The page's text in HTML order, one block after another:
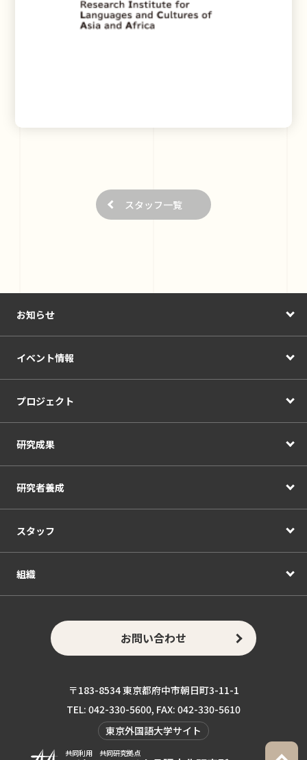
スタッフ一覧
お知らせ
イベント情報
プロジェクト
研究成果
研究者養成
スタッフ
組織
お問い合わせ
〒183-8534 東京都府中市朝日町3-11-1
TEL: 042-330-5600, FAX: 042-330-5610
東京外国語大学サイト
共同利用 共同研究拠点